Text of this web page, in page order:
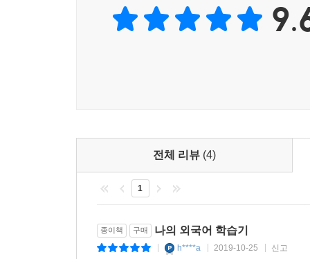
저자는 동양문화와 우리 전통문화에 대한 해박
같은 교재에 언문을 붙여서 중국어 학습에 활용했
요소를 두루 갖추고 있다.
조선 지식인들은 어떤 목적으로 외국어를 배웠을
통달했고 심지어 인도와 아랍의 문자까지 터득
한편 1765년 청의 수도 연경(북경)에 다녀온 북
시사하는 바가 크다. 홍대용이 연행(燕行)의 전
전체 리뷰 (4)
1
종이책 구매 나의 외국어 학습기
h****a 2019-10-25 신고